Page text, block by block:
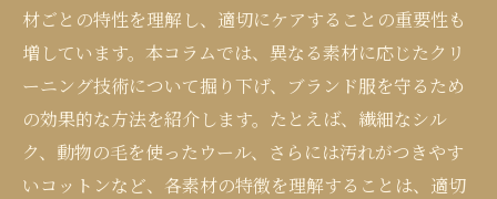
材ごとの特性を理解し、適切にケアすることの重要性も
増しています。本コラムでは、異なる素材に応じたクリ
ーニング技術について掘り下げ、ブランド服を守るため
の効果的な方法を紹介します。たとえば、繊細なシル
ク、動物の毛を使ったウール、さらには汚れがつきやす
いコットンなど、各素材の特徴を理解することは、適切